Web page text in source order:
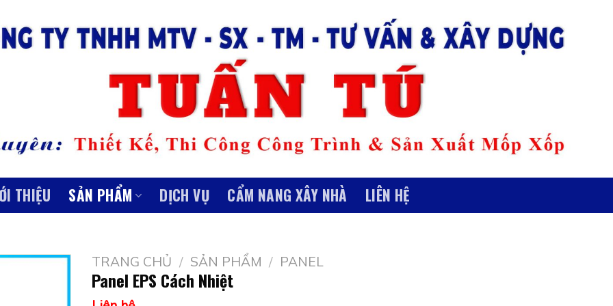
THIỆU SẢN PHẨM DỊCH VỤ CẨM NANG XÂY NHÀ LIÊN HỆ
TRANG CHỦ / SẢN PHẨM / PANEL
Panel EPS Cách Nhiệt